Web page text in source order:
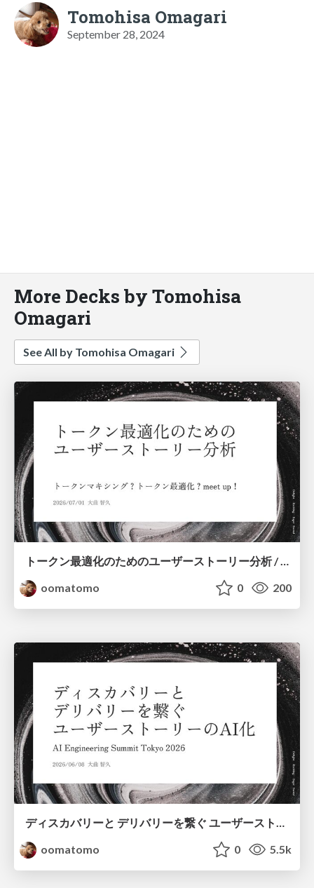
Tomohisa Omagari
September 28, 2024
More Decks by Tomohisa
Omagari
See All by Tomohisa Omagari
トークン最適化のためのユーザーストーリー分析 / User Story Analysis for Token Optimization
oomatomo
0 200
oomatomo
0 5.5k